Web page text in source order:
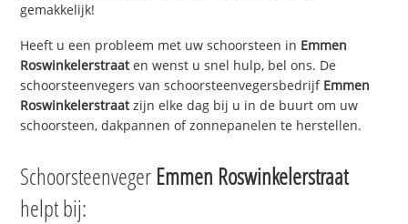
gemakkelijk!
Heeft u een probleem met uw schoorsteen in Emmen
Roswinkelerstraaten wenst u snel hulp, bel ons. De
schoorsteenvegers van schoorsteenvegersbedrijf Emmen
Roswinkelerstraatzijn elke dag bij u in de buurt om uw
schoorsteen, dakpannen of zonnepanelen te herstellen.
Schoorsteenveger Emmen Roswinkelerstraat
helpt bij: